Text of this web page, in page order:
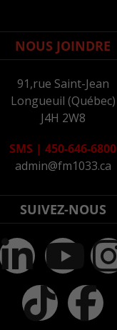
NOUS JOINDRE
91,rue Saint-Jean
Longueuil (Québec)
J4H 2W8
SMS | 450-646-6800
admin@fm1033.ca
SUIVEZ-NOUS